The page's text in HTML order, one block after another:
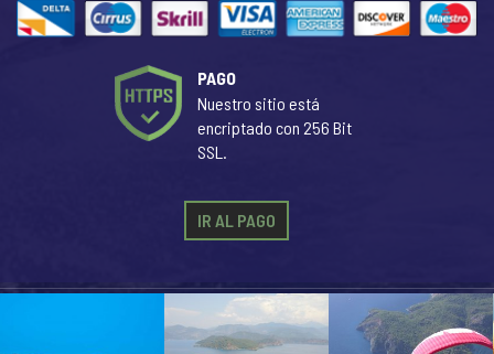
PAGO
Nuestro sitio está
encriptado con 256 Bit
SSL.
IR AL PAGO